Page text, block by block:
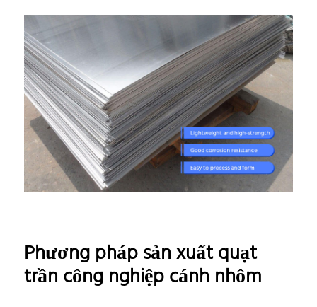
Phương pháp sản xuất quạt
trần công nghiệp cánh nhôm